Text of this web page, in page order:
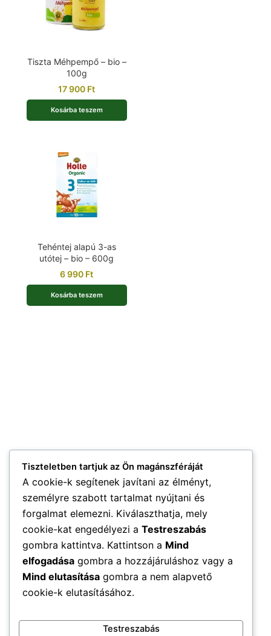
Tiszta Méhpempő – bio –
100g
17 900 Ft
Kosárba teszem
Tehéntej alapú 3-as
utótej – bio – 600g
6 990 Ft
Kosárba teszem
Tiszteletben tartjuk az Ön magánszféráját
A cookie-k segítenek javítani az élményt,
személyre szabott tartalmat nyújtani és
forgalmat elemezni. Kiválaszthatja, mely
cookie-kat engedélyezi a Testreszabás
gombra kattintva. Kattintson a Mind
elfogadása gombra a hozzájáruláshoz vagy a
Mind elutasítása gombra a nem alapvető
cookie-k elutasításához.
Testreszabás